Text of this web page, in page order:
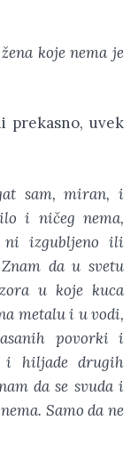
žena koje nema je
prekasno, uvek
sam, miran, i
i ničeg nema,
izgubljeno ili
da u svetu
u koje kuca
metalu i u vodi,
povorki i
i hiljade drugih
da se svuda i
Samo da ne